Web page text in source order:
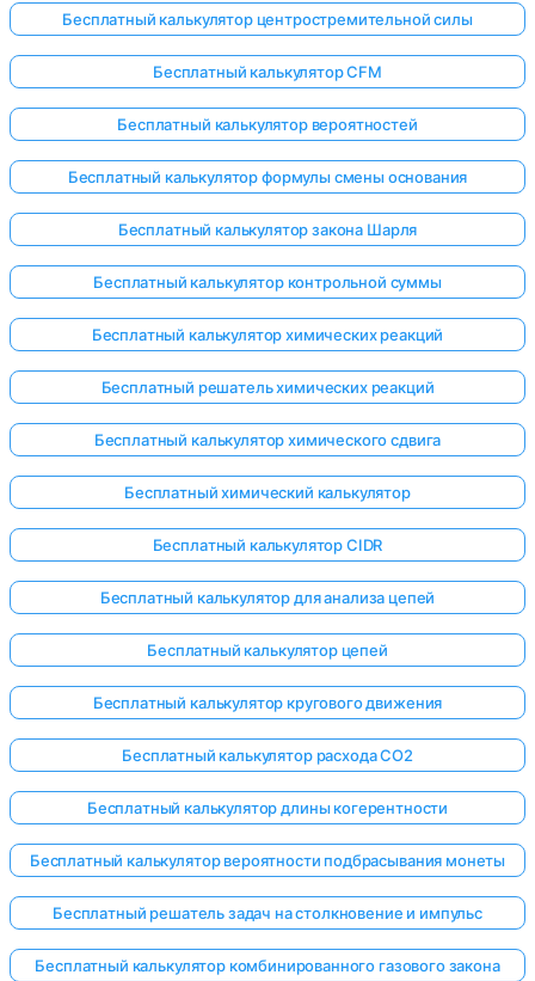
Бесплатный калькулятор центростремительной силы
Бесплатный калькулятор CFM
Бесплатный калькулятор вероятностей
Бесплатный калькулятор формулы смены основания
Бесплатный калькулятор закона Шарля
Бесплатный калькулятор контрольной суммы
Бесплатный калькулятор химических реакций
Бесплатный решатель химических реакций
Бесплатный калькулятор химического сдвига
Бесплатный химический калькулятор
Бесплатный калькулятор CIDR
Бесплатный калькулятор для анализа цепей
Бесплатный калькулятор цепей
Бесплатный калькулятор кругового движения
Бесплатный калькулятор расхода CO2
Бесплатный калькулятор длины когерентности
Бесплатный калькулятор вероятности подбрасывания монеты
Бесплатный решатель задач на столкновение и импульс
Бесплатный калькулятор комбинированного газового закона